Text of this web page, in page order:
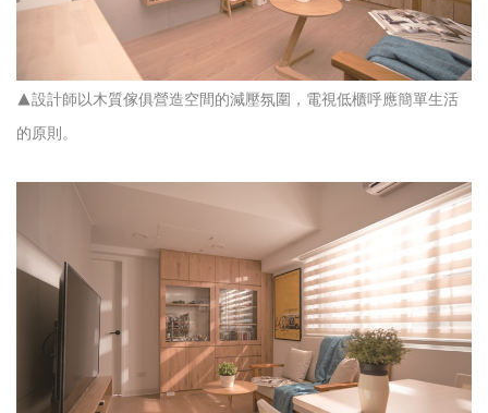
▲設計師以木質傢俱營造空間的減壓氛圍，電視低櫃呼應簡單生活
的原則。